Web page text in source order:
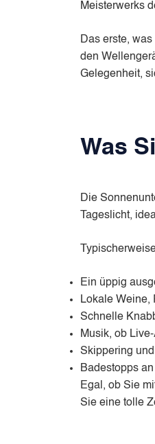
Meisterwerks
Das erste,
den
Gelegenheit,
Was
Die
Tageslicht,
Ein üppig
Lokale Weine,
Schnelle
Musik, ob
Skippering
Badestopps
Egal, ob Sie
Sie eine tolle